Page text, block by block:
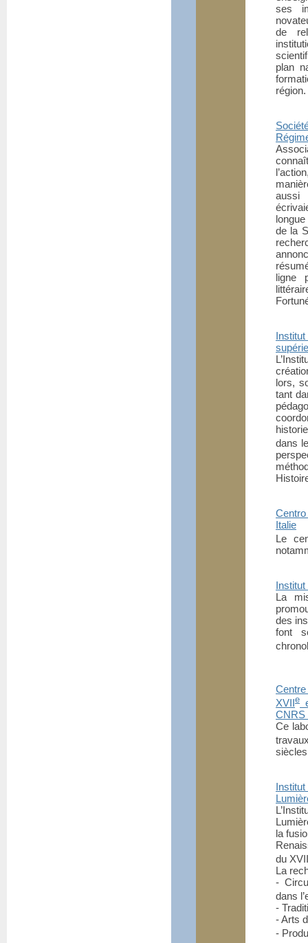
ses
de
plan
région.
aussi
de la
ligne
lors,
tant
dans
Italie
Le
Institut
La
des
font
XVIIe
CNRS
Ce
la
du
La
-
dans
-
- Arts
-